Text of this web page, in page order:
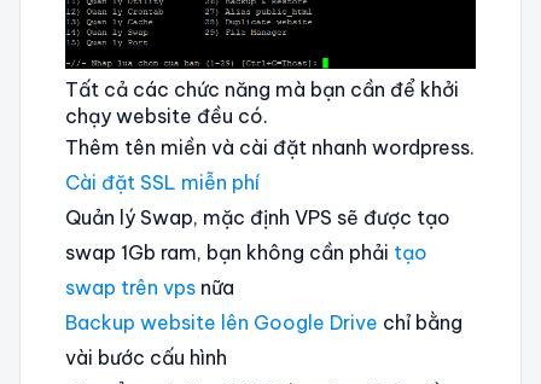
Tất cả các chức năng mà bạn cần để khởi
chạy website đều có.
Thêm tên miền và cài đặt nhanh wordpress.
Cài đặt SSL miễn phí
Quản lý Swap, mặc định VPS sẽ được tạo
swap 1Gb ram, bạn không cần phải tạo
swap trên vpsnữa
Backup website lên Google Drive chỉ bằng
vài bước cấu hình